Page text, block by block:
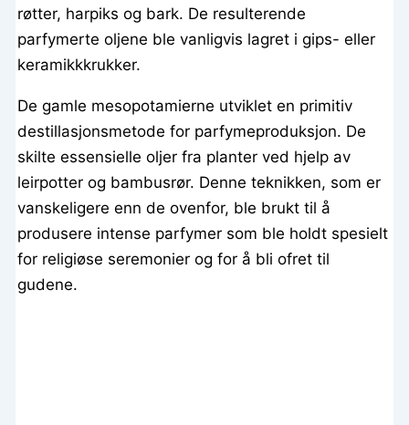
røtter, harpiks og bark. De resulterende
parfymerte oljene ble vanligvis lagret i gips- eller
keramikkkrukker.
De gamle mesopotamierne utviklet en primitiv
destillasjonsmetode for parfymeproduksjon. De
skilte essensielle oljer fra planter ved hjelp av
leirpotter og bambusrør. Denne teknikken, som er
vanskeligere enn de ovenfor, ble brukt til å
produsere intense parfymer som ble holdt spesielt
for religiøse seremonier og for å bli ofret til
gudene.